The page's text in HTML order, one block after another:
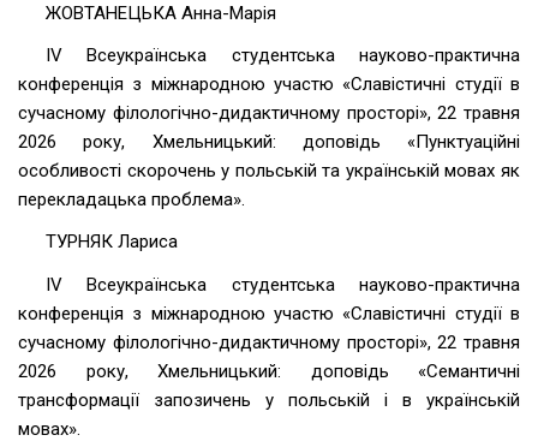
ЖОВТАНЕЦЬКА Анна-Марія
ІV Всеукраїнська студентська науково-практична
конференція з міжнародною участю «Славістичні студії в
сучасному філологічно-дидактичному просторі», 22 травня
2026 року, Хмельницький: доповідь «Пунктуаційні
особливості скорочень у польській та українській мовах як
перекладацька проблема».
ТУРНЯК Лариса
ІV Всеукраїнська студентська науково-практична
конференція з міжнародною участю «Славістичні студії в
сучасному філологічно-дидактичному просторі», 22 травня
2026 року, Хмельницький: доповідь «Семантичні
трансформації запозичень у польській і в українській
мовах».